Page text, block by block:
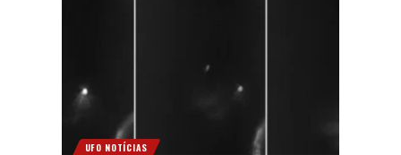
UFO NOTÍCIAS